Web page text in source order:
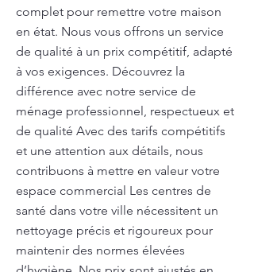
complet pour remettre votre maison
en état. Nous vous offrons un service
de qualité à un prix compétitif, adapté
à vos exigences. Découvrez la
différence avec notre service de
ménage professionnel, respectueux et
de qualité Avec des tarifs compétitifs
et une attention aux détails, nous
contribuons à mettre en valeur votre
espace commercial Les centres de
santé dans votre ville nécessitent un
nettoyage précis et rigoureux pour
maintenir des normes élevées